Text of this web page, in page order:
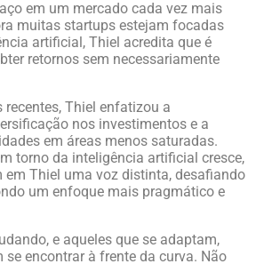
em um mercado cada vez mais
muitas startups estejam focadas
artificial, Thiel acredita que é
retornos sem necessariamente
recentes, Thiel enfatizou a
nos investimentos e a
em áreas menos saturadas.
torno da inteligência artificial cresce,
em Thiel uma voz distinta, desafiando
um enfoque mais pragmático e
e aqueles que se adaptam,
se encontrar à frente da curva. Não